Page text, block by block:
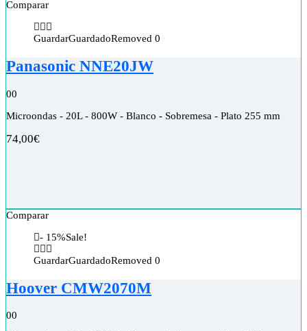
Comparar
GuardarGuardadoRemoved 0
Panasonic NNE20JW
00
Microondas - 20L - 800W - Blanco - Sobremesa - Plato 255 mm
74,00€
Comparar
- 15%Sale!
GuardarGuardadoRemoved 0
Hoover CMW2070M
00